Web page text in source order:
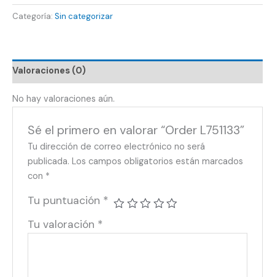
Categoría: Sin categorizar
Valoraciones (0)
No hay valoraciones aún.
Sé el primero en valorar “Order L751133”
Tu dirección de correo electrónico no será
publicada. Los campos obligatorios están marcados
con *
Tu puntuación *
Tu valoración *